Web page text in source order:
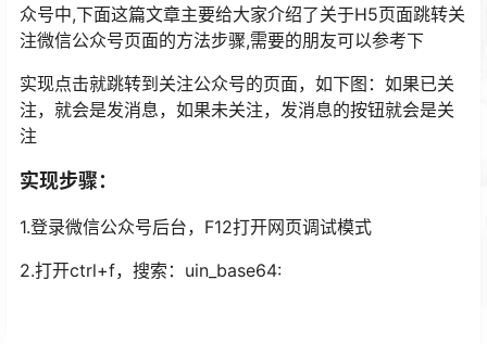
众号中,下面这篇文章主要给大家介绍了关于H5页面跳转关
注微信公众号页面的方法步骤,需要的朋友可以参考下
实现点击就跳转到关注公众号的页面，如下图：如果已关
注，就会是发消息，如果未关注，发消息的按钮就会是关
注
实现步骤：
1.登录微信公众号后台，F12打开网页调试模式
2.打开ctrl+f，搜索：uin_base64: